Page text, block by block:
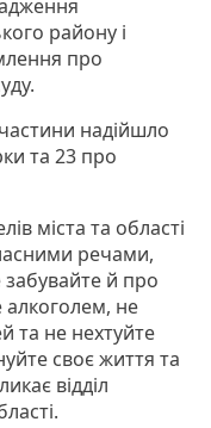
району і
про
надійшло
та 23 про
міста та області
речами,
забувайте й про
алкоголем, не
та не нехтуйте
своє життя та
відділ